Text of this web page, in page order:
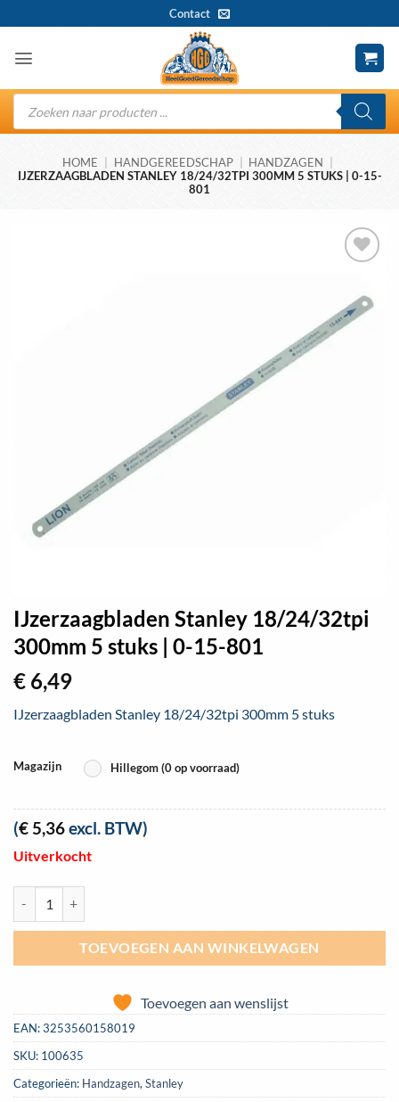
naar
inhoud
Contact
Producten
zoeken
HOME HANDGEREEDSCHAP HANDZAGEN
IJZERZAAGBLADEN STANLEY 18/24/32TPI 300MM 5 STUKS | 0-15-
801
wenslijst
IJzerzaagbladen Stanley 18/24/32tpi
300mm 5 stuks | 0-15-801
€ 6,49
IJzerzaagbladen Stanley 18/24/32tpi 300mm 5 stuks
Magazijn Hillegom (0 op voorraad)
(€ 5,36excl. BTW)
Uitverkocht
TOEVOEGEN AAN WINKELWAGEN
Toevoegen aan wenslijst
EAN:3253560158019
SKU: 100635
Categorieën: Handzagen, Stanley